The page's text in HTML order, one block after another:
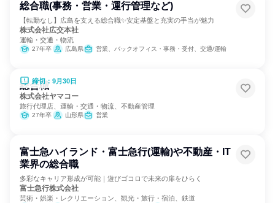
総合職(事務・営業・運行管理など)
【転勤なし】広島を支える総合職✨安定基盤と充実の手当が魅力
株式会社広交本社
運輸・交通・物流
27年卒 広島県 営業、バックオフィス・事務・受付、交通/運輸
締切：9月30日
総合職
株式会社ヤマコー
旅行代理店、運輸・交通・物流、不動産管理
27年卒 山形県 営業
富士急ハイランド・富士急行(運輸)や不動産・IT
業界の総合職
多彩なキャリア形成が可能｜遊びゴコロで未来の扉をひらく
富士急行株式会社
芸術・娯楽・レクリエーション、観光・旅行・宿泊、鉄道